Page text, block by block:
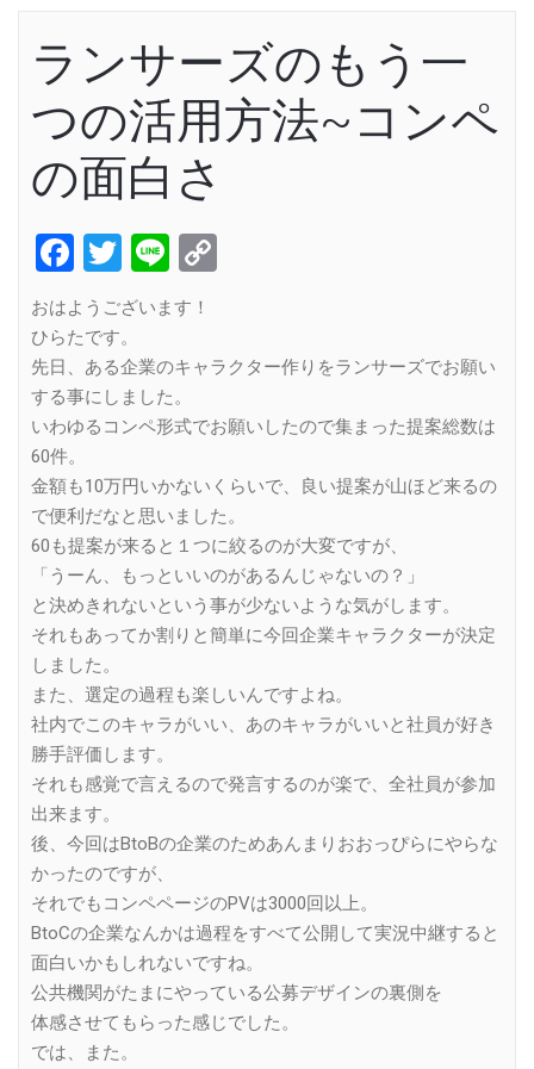
ランサーズのもう一
つの活用方法~コンペ
の面白さ
Facebook
Twitter
Line
おはようございます！
ひらたです。
先日、ある企業のキャラクター作りをランサーズでお願い
する事にしました。
いわゆるコンペ形式でお願いしたので集まった提案総数は
60件。
金額も10万円いかないくらいで、良い提案が山ほど来るの
で便利だなと思いました。
60も提案が来ると１つに絞るのが大変ですが、
「うーん、もっといいのがあるんじゃないの？」
と決めきれないという事が少ないような気がします。
それもあってか割りと簡単に今回企業キャラクターが決定
しました。
また、選定の過程も楽しいんですよね。
社内でこのキャラがいい、あのキャラがいいと社員が好き
勝手評価します。
それも感覚で言えるので発言するのが楽で、全社員が参加
出来ます。
後、今回はBtoBの企業のためあんまりおおっぴらにやらな
かったのですが、
それでもコンペページのPVは3000回以上。
BtoCの企業なんかは過程をすべて公開して実況中継すると
面白いかもしれないですね。
公共機関がたまにやっている公募デザインの裏側を
体感させてもらった感じでした。
では、また。